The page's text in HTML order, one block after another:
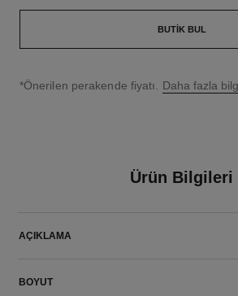
BUTIK BUL
↩
*Önerilen perakende fiyatı. Daha fazla
Ürün Bilgileri
AÇIKLAMA
BOYUT